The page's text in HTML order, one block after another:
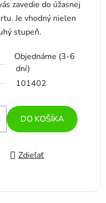
zavedie do úžasnej
Je vhodný nielen
stupeň.
Objednáme (3-6
dní)
101402
DO KOŠÍKA
Zdieľať